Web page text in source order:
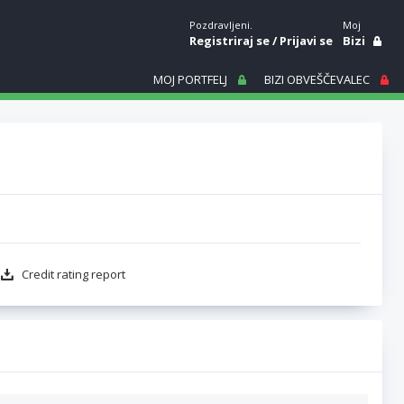
Pozdravljeni.
Registriraj se/Prijavi se
Moj
Bizi
MOJ PORTFELJ BIZI OBVEŠČEVALEC
Credit rating report